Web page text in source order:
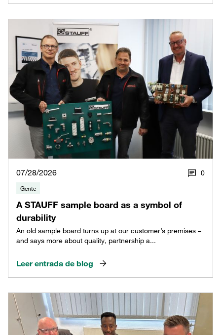
07/28/2026 0
Gente
A STAUFF sample board as a symbol of
durability
An old sample board turns up at our customer’s premises –
and says more about quality, partnership a...
Leer entrada de blog